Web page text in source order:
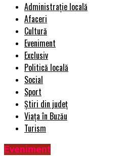
Administrație locală
Afaceri
Cultură
Eveniment
Exclusiv
Politică locală
Social
Sport
Știri din județ
Viața în Buzău
Turism
Eveniment